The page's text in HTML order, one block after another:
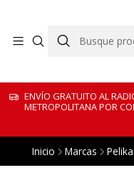
ENVÍO GRATUITO AL
METROPOLITANA POR
Inicio Marcas